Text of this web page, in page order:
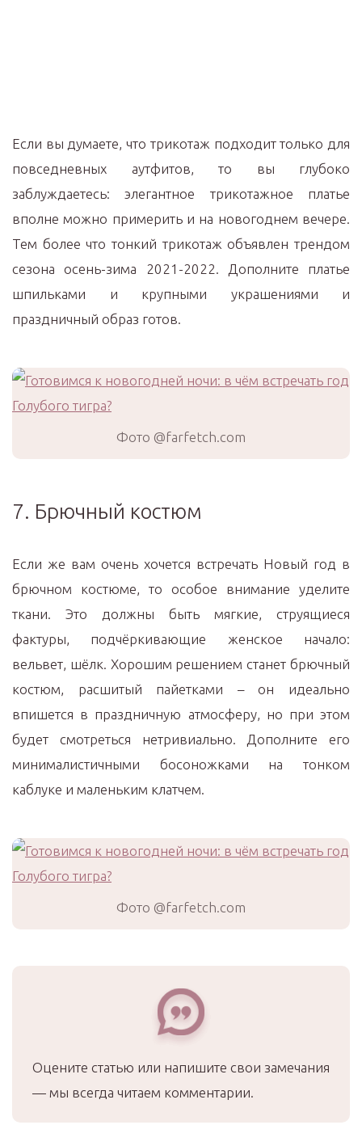
Если вы думаете, что трикотаж подходит только для
повседневных аутфитов, то вы глубоко
заблуждаетесь: элегантное трикотажное платье
вполне можно примерить и на новогоднем вечере.
Тем более что тонкий трикотаж объявлен трендом
сезона осень-зима 2021-2022. Дополните платье
шпильками и крупными украшениями и
праздничный образ готов.
Фото @farfetch.com
7. Брючный костюм
Если же вам очень хочется встречать Новый год в
брючном костюме, то особое внимание уделите
ткани. Это должны быть мягкие, струящиеся
фактуры, подчёркивающие женское начало:
вельвет, шёлк. Хорошим решением станет брючный
костюм, расшитый пайетками – он идеально
впишется в праздничную атмосферу, но при этом
будет смотреться нетривиально. Дополните его
минималистичными босоножками на тонком
каблуке и маленьким клатчем.
Фото @farfetch.com
Оцените статью или напишите свои замечания
— мы всегда читаем комментарии.